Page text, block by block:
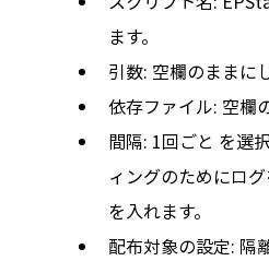
ます。
引数: 空欄のままに
依存ファイル: 空欄
間隔: 1回ごと を選
ィングのためにロ
を入れます。
配布対象の設定: 隔